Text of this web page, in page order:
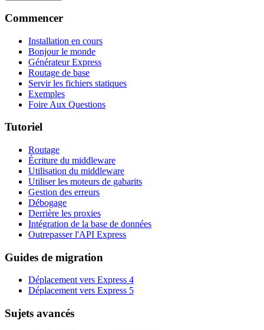
Commencer
Installation en cours
Bonjour le monde
Générateur Express
Routage de base
Servir les fichiers statiques
Exemples
Foire Aux Questions
Tutoriel
Routage
Écriture du middleware
Utilisation du middleware
Utiliser les moteurs de gabarits
Gestion des erreurs
Débogage
Derrière les proxies
Intégration de la base de données
Outrepasser l'API Express
Guides de migration
Déplacement vers Express 4
Déplacement vers Express 5
Sujets avancés